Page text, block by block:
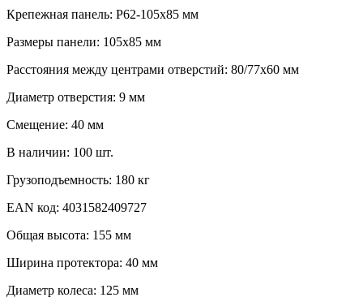
Крепежная панель: P62-105x85 мм
Размеры панели: 105x85 мм
Расстояния между центрами отверстий: 80/77x60 мм
Диаметр отверстия: 9 мм
Смещение: 40 мм
В наличии: 100 шт.
Грузоподъемность: 180 кг
EAN код: 4031582409727
Общая высота: 155 мм
Ширина протектора: 40 мм
Диаметр колеса: 125 мм